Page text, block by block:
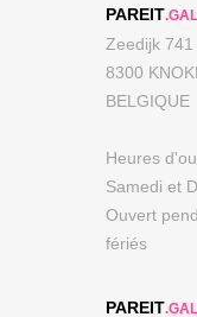
PAREIT
Zeedijk 741
8300
BELGIQUE
Heures
Samedi et
Ouvert
fériés
PAREIT